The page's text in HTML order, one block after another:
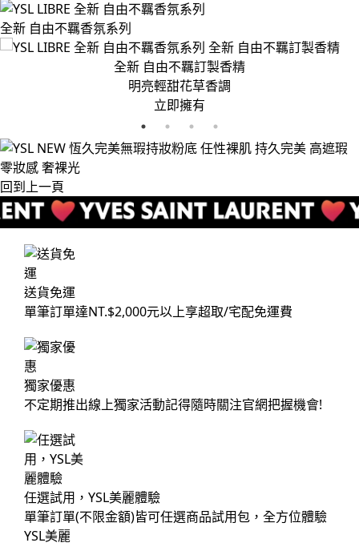
全新 自由不羈香氛系列
全新 自由不羈訂製香精
明亮輕甜花草香調
立即擁有
回到上一頁
送貨免運
單筆訂單達NT.$2,000元以上享超取/宅配免運費
獨家優惠
不定期推出線上獨家活動記得隨時關注官網把握機會!
任選試用，YSL美麗體驗
單筆訂單(不限金額)皆可任選商品試用包，全方位體驗
YSL美麗